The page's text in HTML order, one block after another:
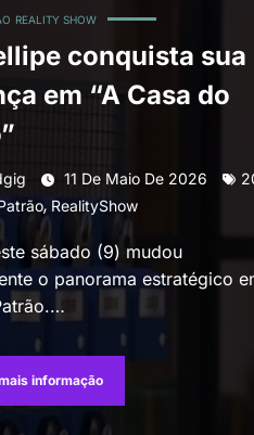
REALITY SHOW
conquista sua
em “A Casa do
11 De Maio De 2026
, RealityShow
sábado (9) mudou
o panorama estratégico
informação